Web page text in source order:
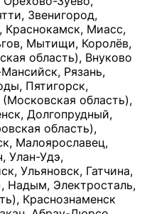
Звенигород,
Миасс,
Мытищи, Королёв,
область), Внуково
Рязань,
Пятигорск,
область),
Долгопрудный,
область),
Малоярославец,
Улан-Удэ,
Ульяновск, Гатчина,
Надым, Электросталь,
Краснознаменск